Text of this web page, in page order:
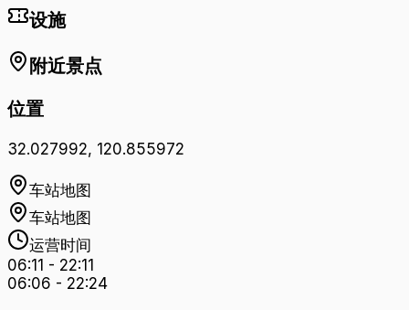
设施
附近景点
位置
32.027992, 120.855972
车站地图
车站地图
运营时间
06:11 - 22:11
06:06 - 22:24